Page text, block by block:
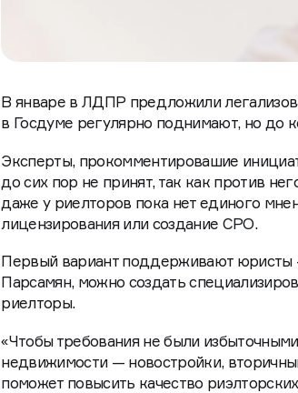
В январе в ЛДПР предложили
в Госдуме регулярно поднимают, но до
Эксперты, прокомментировашие
до сих пор не принят, так как против
даже у риелторов пока нет единого
лицензирования или создание СРО.
Первый вариант поддерживают
Парсамян, можно создать
риелторы.
«Чтобы требования не были
недвижимости — новостройки,
поможет повысить качество